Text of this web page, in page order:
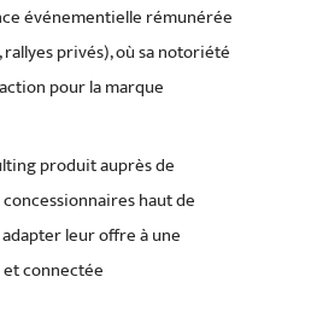
événementielle rémunérée
rallyes privés), où sa notoriété
pour la marque
produit auprès de
haut de
leur offre à une
connectée